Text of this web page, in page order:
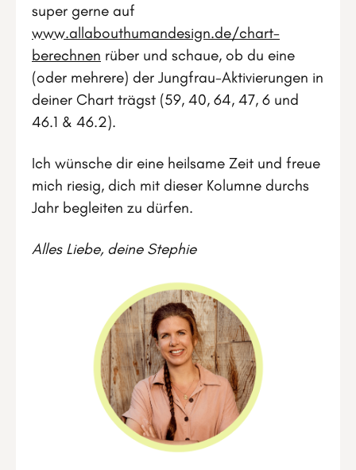
super gerne auf
www.allabouthumandesign.de/chart-
berechnen rüber und schaue, ob du eine
(oder mehrere) der Jungfrau-Aktivierungen in
deiner Chart trägst (59, 40, 64, 47, 6 und
46.1 & 46.2).
Ich wünsche dir eine heilsame Zeit und freue
mich riesig, dich mit dieser Kolumne durchs
Jahr begleiten zu dürfen.
Alles Liebe, deine Stephie